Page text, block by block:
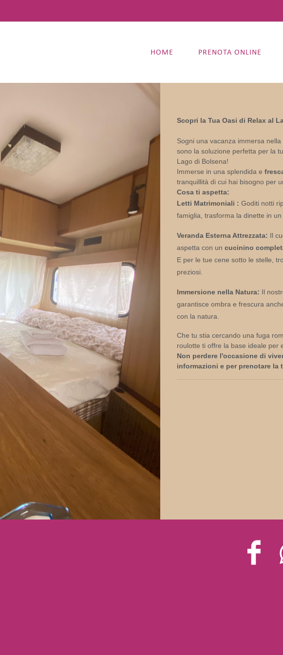
HOME PRENOTA ONLINE
Scopri la Tua Oasi di Relax al
Sogni una vacanza immersa
sono la soluzione perfetta per la
Lago di Bolsena!
Immerse in una splendida e
tranquillità di cui hai bisogno per
Cosa ti aspetta:
Letti Matrimoniali : Goditi notti
famiglia, trasforma la dinette in
Veranda Esterna Attrezzata: Il
aspetta con un cucinino
E per le tue cene sotto le stelle,
preziosi.
Immersione nella Natura: Il
garantisce ombra e frescura
con la natura.
Che tu stia cercando una fuga
roulotte ti offre la base ideale per
Non perdere l'occasione di
informazioni e per prenotare la